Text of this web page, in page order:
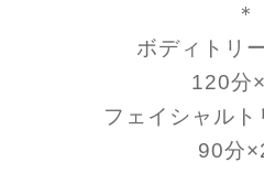
＊
ボディトリ
120分
フェイシャルト
90分